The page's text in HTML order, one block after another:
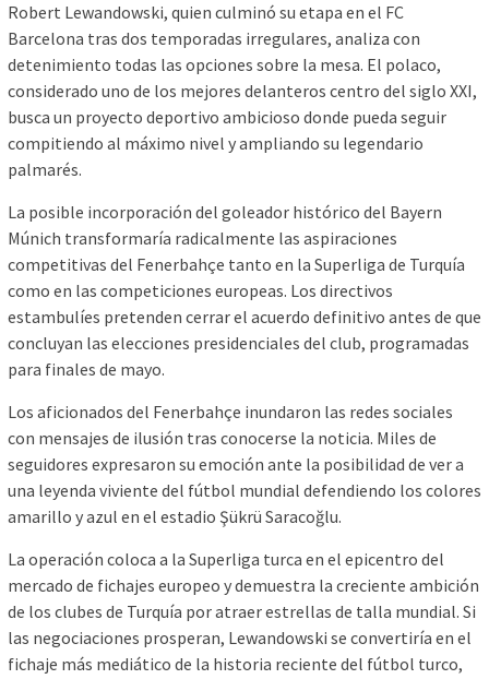
Robert Lewandowski, quien culminó su etapa en el FC
Barcelona tras dos temporadas irregulares, analiza con
detenimiento todas las opciones sobre la mesa. El polaco,
considerado uno de los mejores delanteros centro del siglo XXI,
busca un proyecto deportivo ambicioso donde pueda seguir
compitiendo al máximo nivel y ampliando su legendario
palmarés.
La posible incorporación del goleador histórico del Bayern
Múnich transformaría radicalmente las aspiraciones
competitivas del Fenerbahçe tanto en la Superliga de Turquía
como en las competiciones europeas. Los directivos
estambulíes pretenden cerrar el acuerdo definitivo antes de que
concluyan las elecciones presidenciales del club, programadas
para finales de mayo.
Los aficionados del Fenerbahçe inundaron las redes sociales
con mensajes de ilusión tras conocerse la noticia. Miles de
seguidores expresaron su emoción ante la posibilidad de ver a
una leyenda viviente del fútbol mundial defendiendo los colores
amarillo y azul en el estadio Şükrü Saracoğlu.
La operación coloca a la Superliga turca en el epicentro del
mercado de fichajes europeo y demuestra la creciente ambición
de los clubes de Turquía por atraer estrellas de talla mundial. Si
las negociaciones prosperan, Lewandowski se convertiría en el
fichaje más mediático de la historia reciente del fútbol turco,